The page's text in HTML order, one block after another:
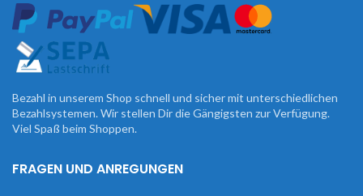
Bezahl in unserem Shop schnell und sicher mit unterschiedlichen
Bezahlsystemen. Wir stellen Dir die Gängigsten zur Verfügung.
Viel Spaß beim Shoppen.
FRAGEN UND ANREGUNGEN